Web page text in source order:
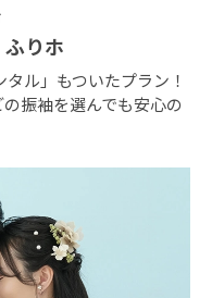
りホ
ル」もついたプラン！
振袖を選んでも安心の